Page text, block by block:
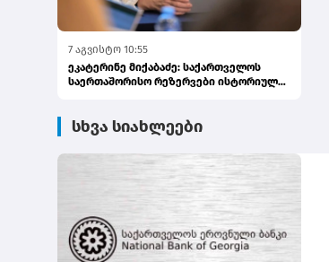
7 აგვისტო 10:55
ეკატერინე მიქაბაძე: საქართველოს
საერთაშორისო რეზერვები ისტორიულ
სხვა სიახლეები